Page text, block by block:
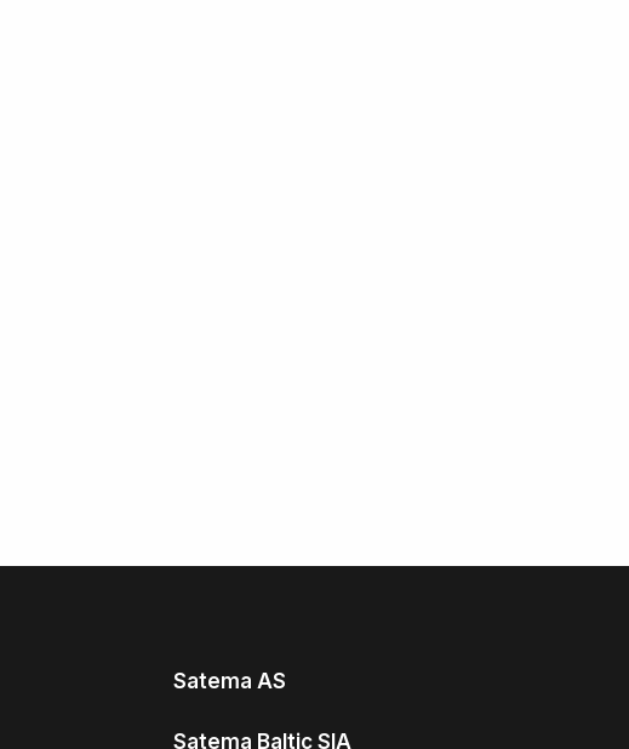
Satema AS
Satema Baltic SIA